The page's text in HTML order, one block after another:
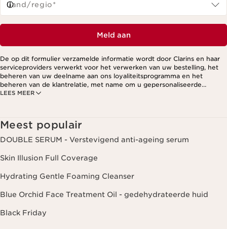
Land/regio*
Meld aan
LEES MEER
De op dit formulier verzamelde informatie wordt door Clarins en haar
serviceproviders verwerkt voor het verwerken van uw bestelling, het
beheren van uw deelname aan ons loyaliteitsprogramma en het
beheren van de klantrelatie, met name om u gepersonaliseerde
aanbiedingen te kunnen sturen op basis van uw eerdere aankopen en
Meest populair
DOUBLE SERUM - Verstevigend anti-ageing serum
Skin Illusion Full Coverage
Hydrating Gentle Foaming Cleanser
Blue Orchid Face Treatment Oil - gedehydrateerde huid
Black Friday